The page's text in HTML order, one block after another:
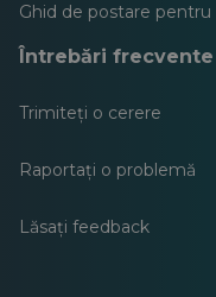
Ghid de postare
Întrebări frecvente
Trimiteți o cerere
Raportați o problemă
Lăsați feedback